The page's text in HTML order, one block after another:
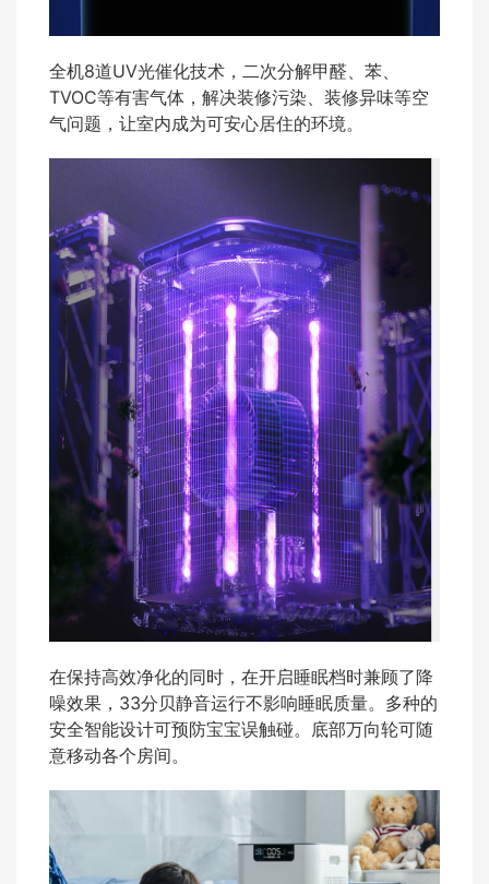
全机8道UV光催化技术，二次分解甲醛、苯、
TVOC等有害气体，解决装修污染、装修异味等空
气问题，让室内成为可安心居住的环境。
在保持高效净化的同时，在开启睡眠档时兼顾了降
噪效果，33分贝静音运行不影响睡眠质量。多种的
安全智能设计可预防宝宝误触碰。底部万向轮可随
意移动各个房间。